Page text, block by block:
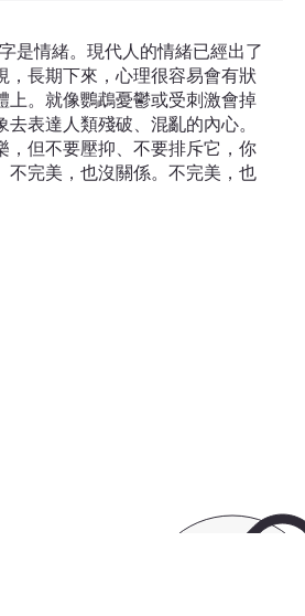
是情緒。現代人的情緒已經出了
，長期下來，心理很容易會有狀
上。就像鸚鵡憂鬱或受刺激會掉
表達人類殘破、混亂的內心。
，但不要壓抑、不要排斥它，你
不完美，也沒關係。不完美，也